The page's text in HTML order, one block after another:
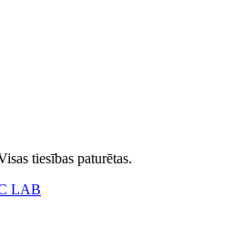
tiesības paturētas.
LAB